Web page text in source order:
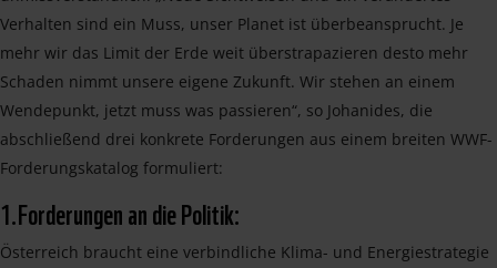
Verhalten sind ein Muss, unser Planet ist überbeansprucht. Je
mehr wir das Limit der Erde weit überstrapazieren desto mehr
Schaden nimmt unsere eigene Zukunft. Wir stehen an einem
Wendepunkt, jetzt muss was passieren“, so Johanides, die
abschließend drei konkrete Forderungen aus einem breiten WWF-
Forderungskatalog formuliert:
1.Forderungen an die Politik:
Österreich braucht eine verbindliche Klima- und Energiestrategie